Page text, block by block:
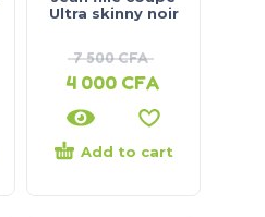
Ultra skinny noir
7 500CFA
4 000 CFA
Add to cart